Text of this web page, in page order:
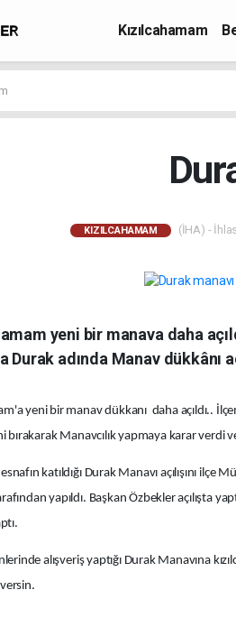
Kızılcahamam
KIZILCAHAMAM (İHA) -
yeni bir manava daha
Durak adında Manav dükkânı
yeni bir manav dükkanı daha açıldı..
bırakarak Manavcılık yapmaya karar verdi
katıldığı Durak Manavı açılışını
yapıldı. Başkan Özbekler açılışta
alışveriş yaptığı Durak Manavına